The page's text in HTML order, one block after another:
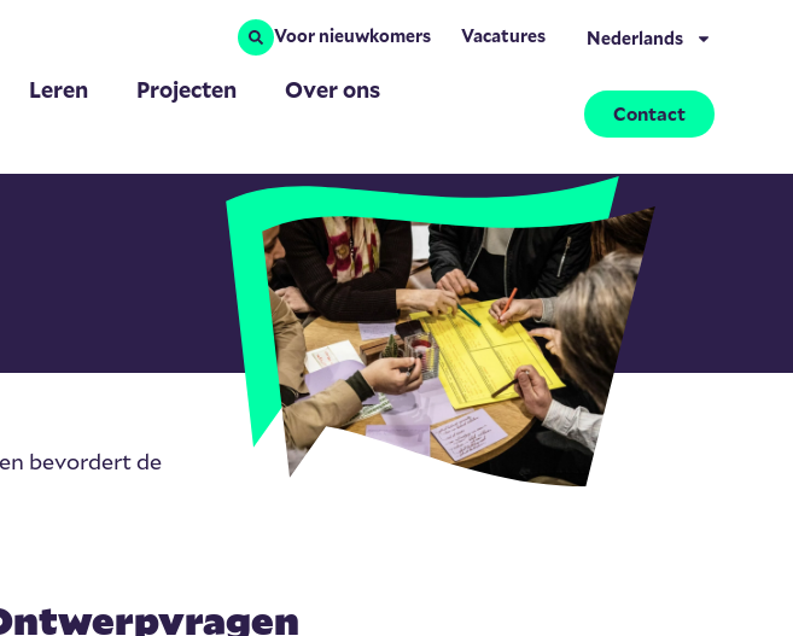
Voor nieuwkomers Vacatures Nederlands
Leren Projecten
Over ons
Contact
bevordert de